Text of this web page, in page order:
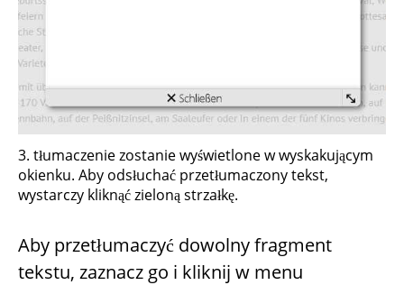
3. tłumaczenie zostanie wyświetlone w wyskakującym
okienku. Aby odsłuchać przetłumaczony tekst,
wystarczy kliknąć zieloną strzałkę.
Aby przetłumaczyć dowolny fragment
tekstu, zaznacz go i kliknij w menu